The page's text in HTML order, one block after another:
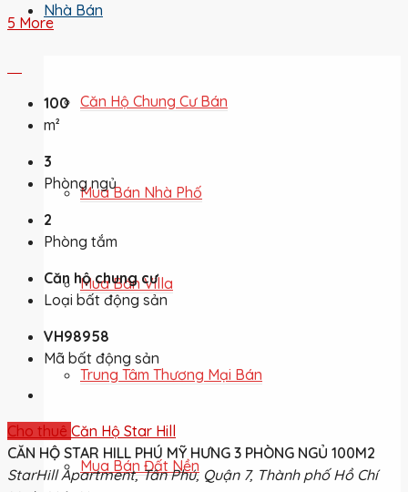
Nhà Bán
Căn Hộ Chung Cư Bán
Mua Bán Nhà Phố
Mua Bán Villa
Trung Tâm Thương Mại Bán
Mua Bán Đất Nền
5 More
100
m²
3
Phòng ngủ
2
Phòng tắm
Căn hộ chung cư
Loại bất động sản
VH98958
Mã bất động sản
Cho thuê Căn Hộ Star Hill
CĂN HỘ STAR HILL PHÚ MỸ HƯNG 3 PHÒNG NGỦ 100M2
StarHill Apartment, Tân Phú, Quận 7, Thành phố Hồ Chí